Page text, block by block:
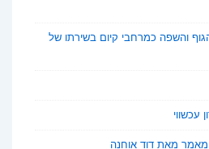
והשפה כמרחבי קיום בשירתו של
עכשווי
מאמר מאת דוד אוחנה